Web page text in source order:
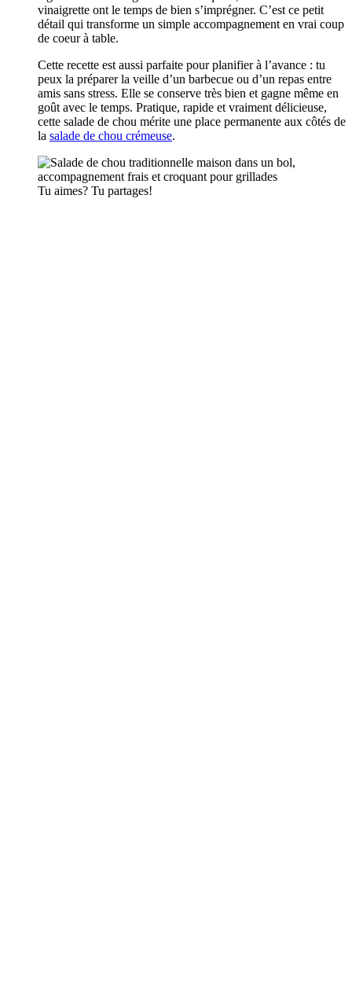
vinaigrette ont le temps de bien s’imprégner. C’est ce petit
détail qui transforme un simple accompagnement en vrai coup
de coeur à table.
Cette recette est aussi parfaite pour planifier à l’avance : tu
peux la préparer la veille d’un barbecue ou d’un repas entre
amis sans stress. Elle se conserve très bien et gagne même en
goût avec le temps. Pratique, rapide et vraiment délicieuse,
cette salade de chou mérite une place permanente aux côtés de
la salade de chou crémeuse.
Tu aimes? Tu partages!